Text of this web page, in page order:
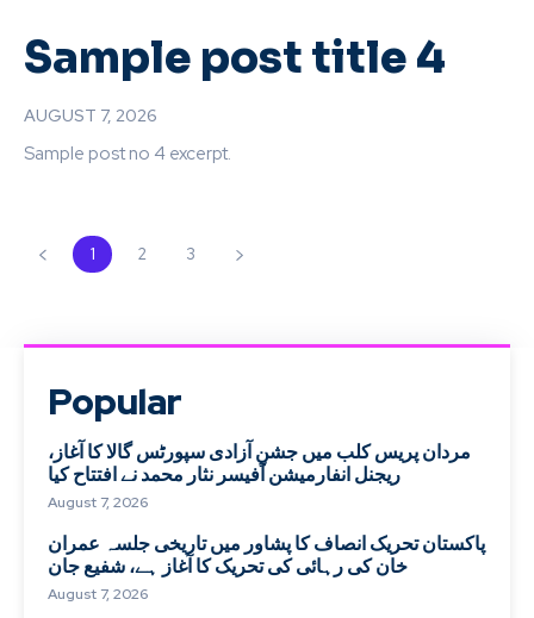
Sample post title 4
AUGUST 7, 2026
Sample post no 4 excerpt.
1 2 3
Popular
مردان پریس کلب میں جشنِ آزادی سپورٹس گالا کا آغاز،
ریجنل انفارمیشن آفیسر نثار محمد نے افتتاح کیا
August 7, 2026
پاکستان تحریک انصاف کا پشاور میں تاریخی جلسہ عمران
خان کی رہائی کی تحریک کا آغاز ہے، شفیع جان
August 7, 2026